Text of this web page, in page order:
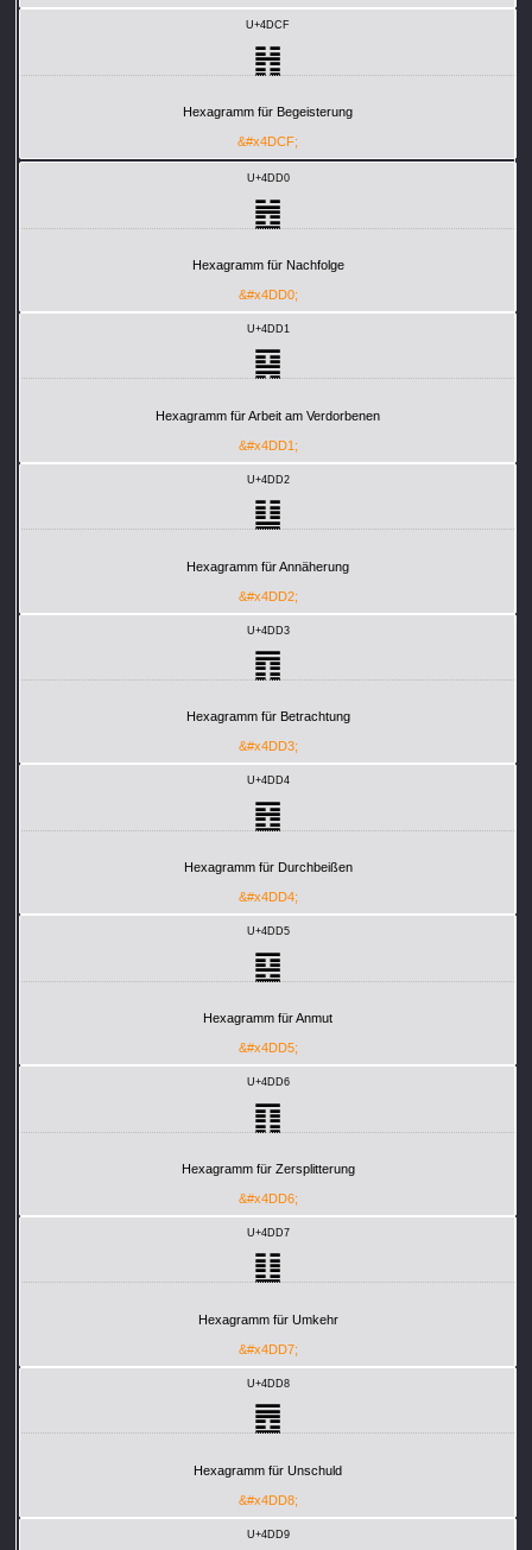
U+4DCF
䷏
Hexagramm für Begeisterung
&#x4DCF;
U+4DD0
䷐
Hexagramm für Nachfolge
&#x4DD0;
U+4DD1
䷑
Hexagramm für Arbeit am Verdorbenen
&#x4DD1;
U+4DD2
䷒
Hexagramm für Annäherung
&#x4DD2;
U+4DD3
䷓
Hexagramm für Betrachtung
&#x4DD3;
U+4DD4
䷔
Hexagramm für Durchbeißen
&#x4DD4;
U+4DD5
䷕
Hexagramm für Anmut
&#x4DD5;
U+4DD6
䷖
Hexagramm für Zersplitterung
&#x4DD6;
U+4DD7
䷗
Hexagramm für Umkehr
&#x4DD7;
U+4DD8
䷘
Hexagramm für Unschuld
&#x4DD8;
U+4DD9